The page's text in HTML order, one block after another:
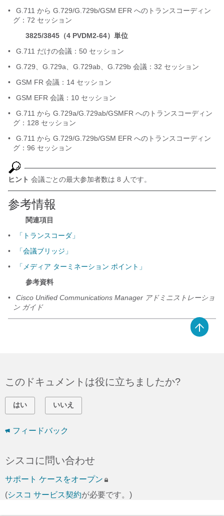
•
G.711 から G.729/G.729b/GSM EFR へのトランスコーディン
グ：72 セッション
3825/3845（4 PVDM2-64）単位
•
G.711 だけの会議：50 セッション
•
G.729、G.729a、G.729ab、G.729b 会議：32 セッション
•
GSM FR 会議：14 セッション
•
GSM EFR 会議：10 セッション
•
G.711 から G.729a/G.729ab/GSMFR へのトランスコーディン
グ：128 セッション
•
G.711 から G.729/G.729b/GSM EFR へのトランスコーディン
グ：96 セッション
ヒント 会議ごとの最大参加者数は 8 人です。
参考情報
関連項目
•
「トランスコーダ」
•
「会議ブリッジ」
•
「メディア ターミネーション ポイント」
参考資料
•
Cisco Unified Communications Manager アドミニストレーショ
ン ガイド
このドキュメントは役に立ちましたか?
はい いいえ
フィードバック
シスコに問い合わせ
サポート ケースをオープン
(シスコ サービス契約が必要です。)